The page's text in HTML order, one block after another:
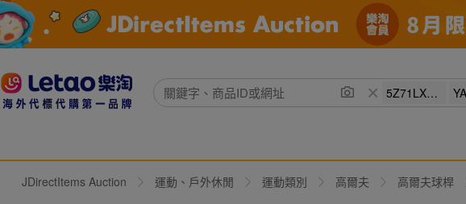
JDirectItems Auction 運動、戶外休閒 運動類別 高爾夫 高爾夫球桿